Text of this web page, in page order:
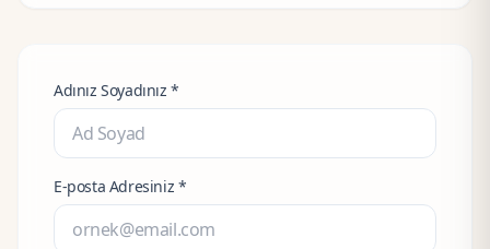
Adınız Soyadınız *
E-posta Adresiniz *